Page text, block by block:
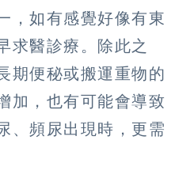
，如有感覺好像有東
求醫診療。除此之
期便秘或搬運重物的
加，也有可能會導致
、頻尿出現時，更需